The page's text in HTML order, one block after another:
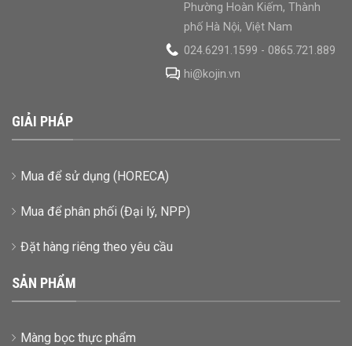
Phường Hoàn Kiếm, Thành
phố Hà Nội, Việt Nam
024.6291.1599 - 0865.721.889
hi@kojin.vn
GIẢI PHÁP
Mua để sử dụng (HORECA)
Mua để phân phối (Đại lý, NPP)
Đặt hàng riêng theo yêu cầu
SẢN PHẨM
Màng bọc thực phẩm